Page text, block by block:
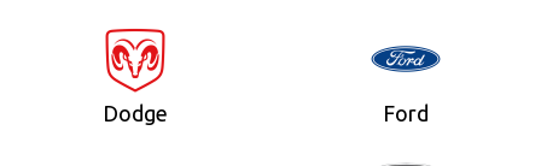
Dodge Ford